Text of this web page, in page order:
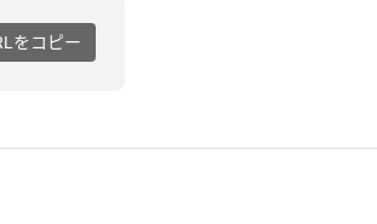
をコピー